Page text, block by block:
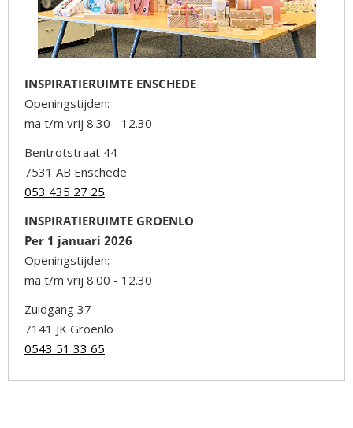
INSPIRATIERUIMTE ENSCHEDE
Openingstijden:
ma t/m vrij 8.30 - 12.30
Bentrotstraat 44
7531 AB Enschede
053 435 27 25
INSPIRATIERUIMTE GROENLO
Per 1 januari 2026
Openingstijden:
ma t/m vrij 8.00 - 12.30
Zuidgang 37
7141 JK Groenlo
0543 51 33 65